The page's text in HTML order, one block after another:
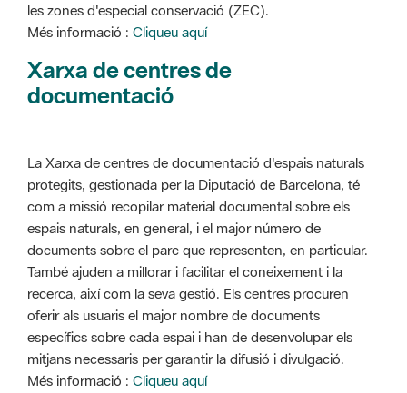
les zones d'especial conservació (ZEC).
Més informació : Cliqueu aquí
Xarxa de centres de
documentació
La Xarxa de centres de documentació d'espais naturals
protegits, gestionada per la Diputació de Barcelona, té
com a missió recopilar material documental sobre els
espais naturals, en general, i el major número de
documents sobre el parc que representen, en particular.
També ajuden a millorar i facilitar el coneixement i la
recerca, així com la seva gestió. Els centres procuren
oferir als usuaris el major nombre de documents
específics sobre cada espai i han de desenvolupar els
mitjans necessaris per garantir la difusió i divulgació.
Més informació : Cliqueu aquí